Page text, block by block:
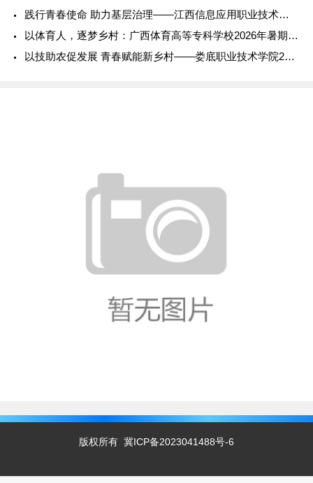
践行青春使命 助力基层治理——江西信息应用职业技术学院202
以体育人，逐梦乡村：广西体育高等专科学校2026年暑期社会实
以技助农促发展 青春赋能新乡村——娄底职业技术学院2026年
版权所有 冀ICP备2023041488号-6